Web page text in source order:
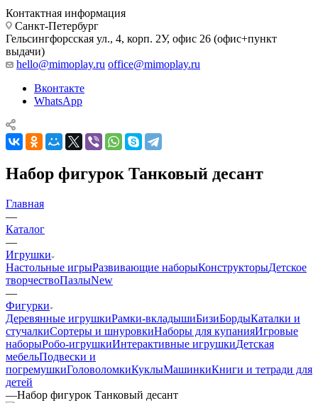
Контактная информация
Санкт-Петербург
Гельсингфорсская ул., 4, корп. 2У, офис 26 (офис+пункт
выдачи)
hello@mimoplay.ru office@mimoplay.ru
Вконтакте
WhatsApp
Набор фигурок Танковый десант
Главная
—
Каталог
—
Игрушки
Настольные игрыРазвивающие наборыКонструкторыДетское
творчествоПазлыNew
—
Фигурки
Деревянные игрушкиРамки-вкладышиБизиБордыКаталки и
стучалкиСортеры и шнуровкиНаборы для купанияИгровые
наборыРобо-игрушкиИнтерактивные игрушкиДетская
мебельПодвески и
погремушкиГоловоломкиКуклыМашинкиКниги и тетради для
детей
—Набор фигурок Танковый десант